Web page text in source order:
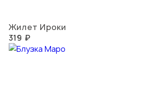
Жилет Ироки
319 ₽